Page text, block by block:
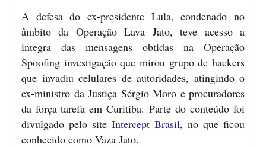
A defesa do ex-presidente Lula, condenado no
âmbito da Operação Lava Jato, teve acesso a
integra das mensagens obtidas na Operação
Spoofing investigação que mirou grupo de hackers
que invadiu celulares de autoridades, atingindo o
ex-ministro da Justiça Sérgio Moro e procuradores
da força-tarefa em Curitiba. Parte do conteúdo foi
divulgado pelo site Intercept Brasil, no que ficou
conhecido como Vaza Jato.